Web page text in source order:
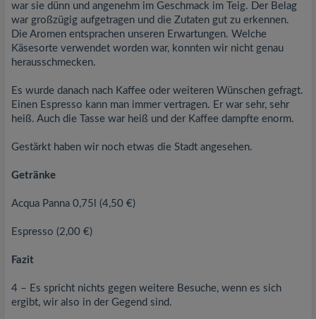
war sie dünn und angenehm im Geschmack im Teig. Der Belag
war großzügig aufgetragen und die Zutaten gut zu erkennen.
Die Aromen entsprachen unseren Erwartungen. Welche
Käsesorte verwendet worden war, konnten wir nicht genau
herausschmecken.
Es wurde danach nach Kaffee oder weiteren Wünschen gefragt.
Einen Espresso kann man immer vertragen. Er war sehr, sehr
heiß. Auch die Tasse war heiß und der Kaffee dampfte enorm.
Gestärkt haben wir noch etwas die Stadt angesehen.
Getränke
Acqua Panna 0,75l (4,50 €)
Espresso (2,00 €)
Fazit
4 – Es spricht nichts gegen weitere Besuche, wenn es sich
ergibt, wir also in der Gegend sind.